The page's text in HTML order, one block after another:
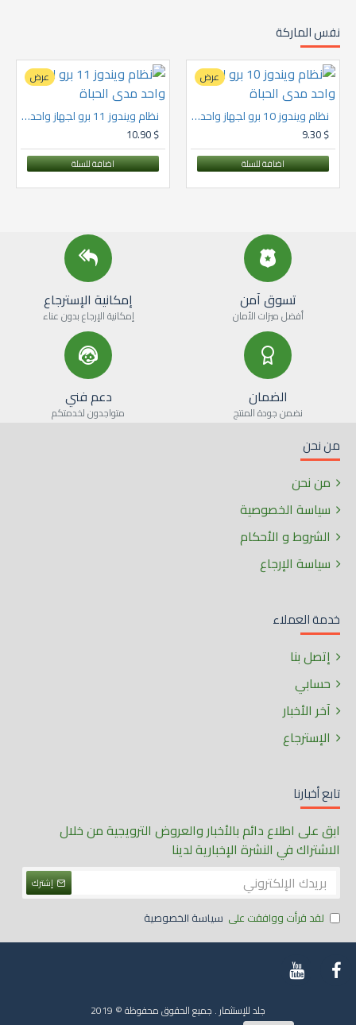
نفس الماركة
عرض
نظام ويندوز 10 برو لجهاز واحد مدى الحباة
$ 9.30
اضافة للسلة
عرض
نظام ويندوز 11 برو لجهاز واحد مدى الحباة
$ 10.90
اضافة للسلة
تسوق آمن
أفضل ميزات الأمان
إمكانية الإسترجاع
إمكانية الإرجاع بدون عناء
الضمان
نضمن جودة المنتج
دعم فني
متواجدون لخدمتكم
من نحن
من نحن
سياسة الخصوصية
الشروط و الأحكام
سياسة الإرجاع
خدمة العملاء
إتصل بنا
حسابي
آخر الأخبار
الإسترجاع
تابع أخبارنا
ابق على اطلاع دائم بالأخبار والعروض الترويجية من خلال
الاشتراك في النشرة الإخبارية لدينا
إشترك
لقد قرأت ووافقت على سياسة الخصوصية
جلد للإستثمار . جميع الحقوق محفوظة © 2019